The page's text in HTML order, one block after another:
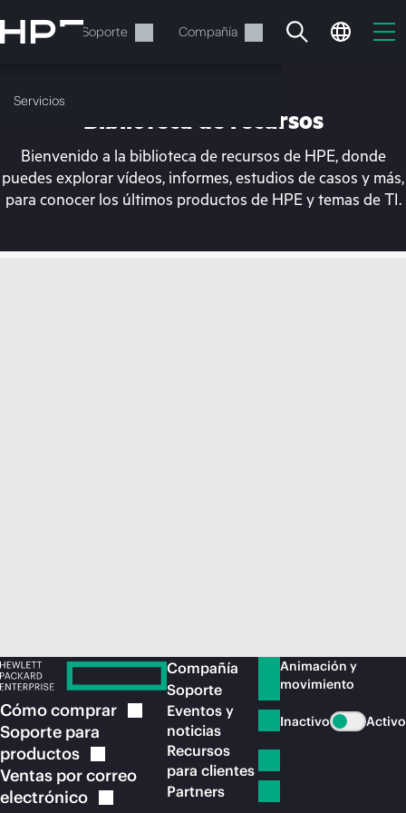
al
contenido
Servicios Soporte Compañía
Servicios
En estos momentos, tu
Biblioteca de recursos
Bienvenido a la biblioteca de recursos de HPE, donde
puedes explorar vídeos, informes, estudios de casos y más,
para conocer los últimos productos de HPE y temas de TI.
Cómocomprar
Soporte para
productos
Ventas por correo
electrónico
Compañía
Soporte
Eventos y
noticias
Recursos
para clientes
Partners
Animación y
movimiento
Inactivo Activo